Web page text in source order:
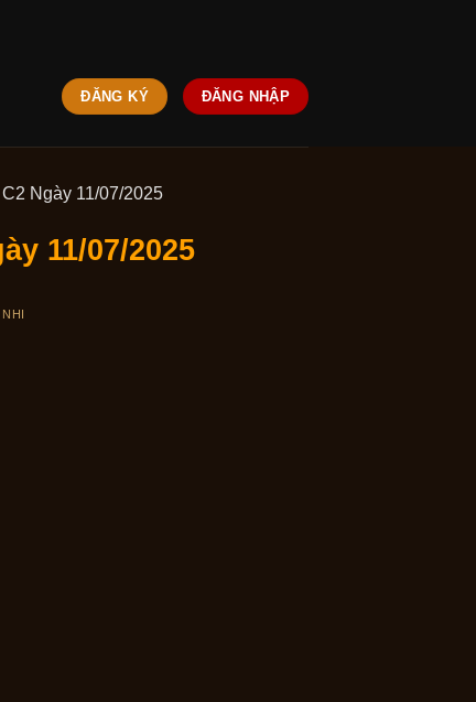
ĐĂNG KÝ ĐĂNG NHẬP
Ngày 11/07/2025
11/07/2025